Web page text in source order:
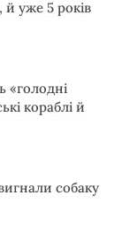
й уже 5 років
«голодні
кораблі й
собаку